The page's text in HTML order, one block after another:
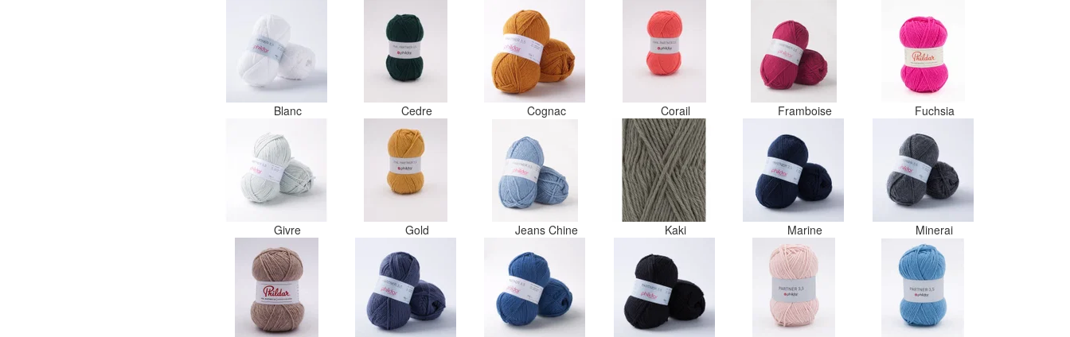
gedaan. Misschien een tip om de
kleuren apart in te pakken met
een sticker welke kleur het is?
Desondanks zou ik deze shop
zeker wel aanbevelen wat betreft
verhouding.
Blanc Cedre Cognac Corail Framboise Fuchsia
Givre Gold Jeans Chine Kaki Marine Minerai